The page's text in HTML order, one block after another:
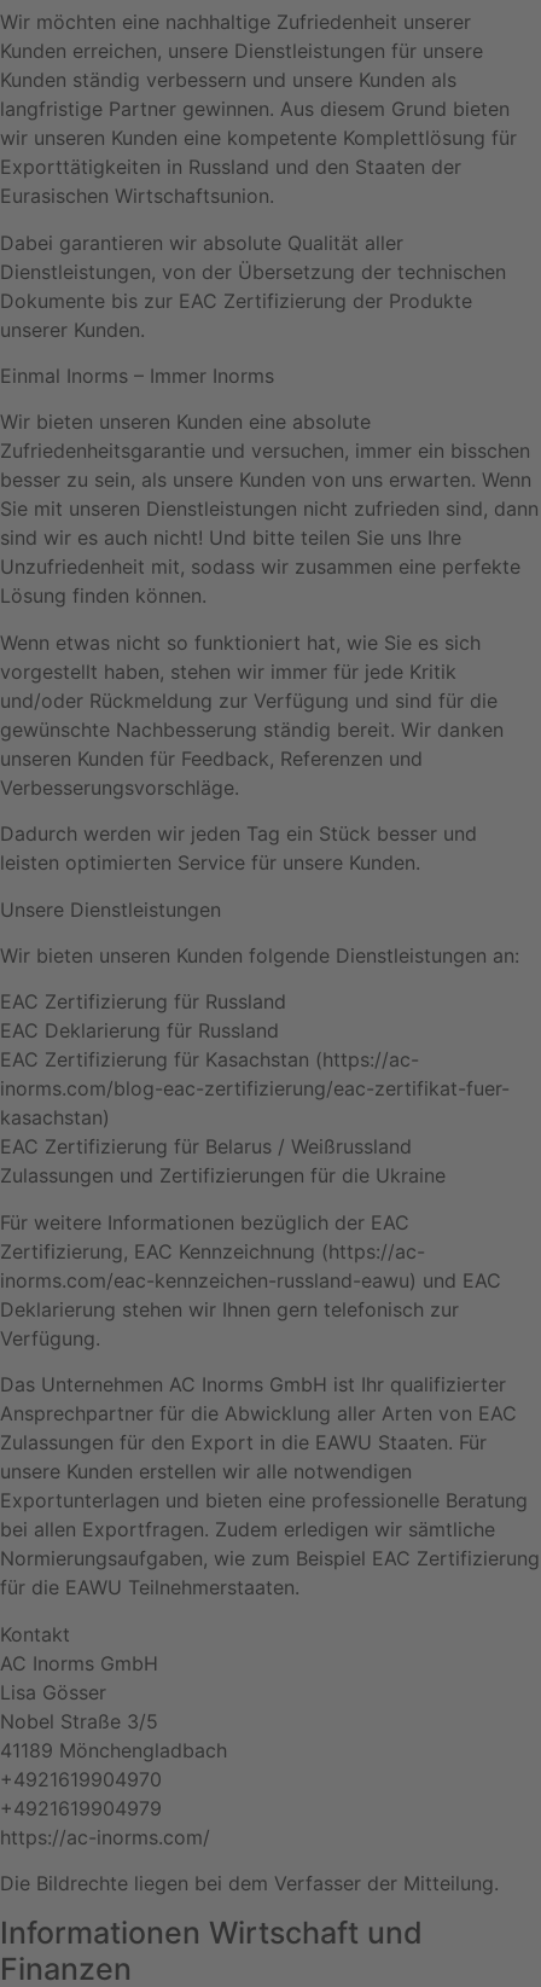
Wir möchten eine nachhaltige Zufriedenheit unserer
Kunden erreichen, unsere Dienstleistungen für unsere
Kunden ständig verbessern und unsere Kunden als
langfristige Partner gewinnen. Aus diesem Grund bieten
wir unseren Kunden eine kompetente Komplettlösung für
Exporttätigkeiten in Russland und den Staaten der
Eurasischen Wirtschaftsunion.
Dabei garantieren wir absolute Qualität aller
Dienstleistungen, von der Übersetzung der technischen
Dokumente bis zur EAC Zertifizierung der Produkte
unserer Kunden.
Einmal Inorms – Immer Inorms
Wir bieten unseren Kunden eine absolute
Zufriedenheitsgarantie und versuchen, immer ein bisschen
besser zu sein, als unsere Kunden von uns erwarten. Wenn
Sie mit unseren Dienstleistungen nicht zufrieden sind, dann
sind wir es auch nicht! Und bitte teilen Sie uns Ihre
Unzufriedenheit mit, sodass wir zusammen eine perfekte
Lösung finden können.
Wenn etwas nicht so funktioniert hat, wie Sie es sich
vorgestellt haben, stehen wir immer für jede Kritik
und/oder Rückmeldung zur Verfügung und sind für die
gewünschte Nachbesserung ständig bereit. Wir danken
unseren Kunden für Feedback, Referenzen und
Verbesserungsvorschläge.
Dadurch werden wir jeden Tag ein Stück besser und
leisten optimierten Service für unsere Kunden.
Unsere Dienstleistungen
Wir bieten unseren Kunden folgende Dienstleistungen an:
EAC Zertifizierung für Russland
EAC Deklarierung für Russland
EAC Zertifizierung für Kasachstan (https://ac-
inorms.com/blog-eac-zertifizierung/eac-zertifikat-fuer-
kasachstan)
EAC Zertifizierung für Belarus / Weißrussland
Zulassungen und Zertifizierungen für die Ukraine
Für weitere Informationen bezüglich der EAC
Zertifizierung, EAC Kennzeichnung (https://ac-
inorms.com/eac-kennzeichen-russland-eawu) und EAC
Deklarierung stehen wir Ihnen gern telefonisch zur
Verfügung.
Das Unternehmen AC Inorms GmbH ist Ihr qualifizierter
Ansprechpartner für die Abwicklung aller Arten von EAC
Zulassungen für den Export in die EAWU Staaten. Für
unsere Kunden erstellen wir alle notwendigen
Exportunterlagen und bieten eine professionelle Beratung
bei allen Exportfragen. Zudem erledigen wir sämtliche
Normierungsaufgaben, wie zum Beispiel EAC Zertifizierung
für die EAWU Teilnehmerstaaten.
Kontakt
AC Inorms GmbH
Lisa Gösser
Nobel Straße 3/5
41189 Mönchengladbach
+4921619904970
+4921619904979
https://ac-inorms.com/
Die Bildrechte liegen bei dem Verfasser der Mitteilung.
Informationen Wirtschaft und
Finanzen